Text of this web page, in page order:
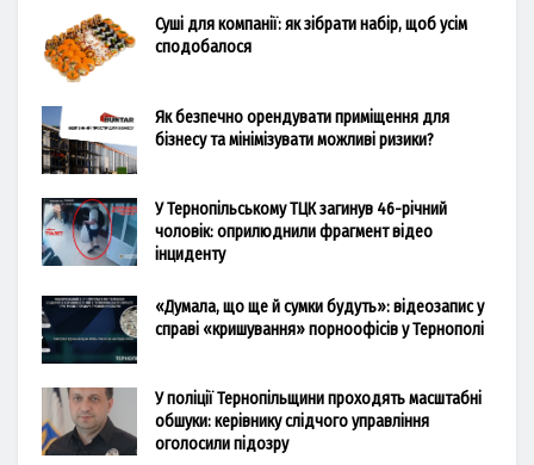
Суші для компанії: як зібрати набір, щоб усім
сподобалося
Як безпечно орендувати приміщення для
бізнесу та мінімізувати можливі ризики?
У Тернопільському ТЦК загинув 46-річний
чоловік: оприлюднили фрагмент відео
інциденту
«Думала, що ще й сумки будуть»: відеозапис у
справі «кришування» порноофісів у Тернополі
У поліції Тернопільщини проходять масштабні
обшуки: керівнику слідчого управління
оголосили підозру